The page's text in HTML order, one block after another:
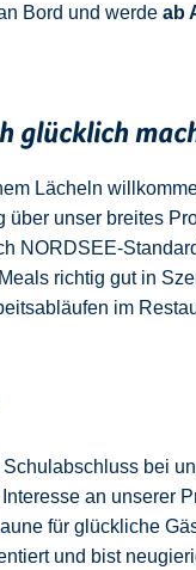
Bord und werde ab
glücklich
Lächeln w
über unser breites
NORDSEE-
richtig gut in
im
Schulabschluss bei
Interesse an unserer
für glückliche
und bist